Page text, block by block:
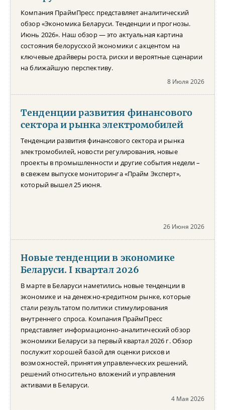
Компания ПраймПресс представляет аналитический
обзор «Экономика Беларуси. Тенденции и прогнозы.
Июнь 2026». Наш обзор — это актуальная картина
состояния белорусской экономики с акцентом на
ключевые драйверы роста, риски и вероятные сценарии
на ближайшую перспективу.
8 Июля 2026
Тенденции развития финансового
сектора и рынка электромобилей
Тенденции развития финансового сектора и рынка
электромобилей, новости регулирования, новые
проекты в промышленности и другие события недели –
в свежем выпуске мониторинга «Прайм Эксперт»,
который вышел 25 июня.
26 Июня 2026
Новые тенденции в экономике
Беларуси. I квартал 2026
В марте в Беларуси наметились новые тенденции в
экономике и на денежно-кредитном рынке, которые
стали результатом политики стимулирования
внутреннего спроса. Компания ПраймПресс
представляет информационно-аналитический обзор
экономики Беларуси за первый квартал 2026 г. Обзор
послужит хорошей базой для оценки рисков и
возможностей, принятия управленческих решений,
решений относительно вложений и управления
активами в Беларуси.
4 Мая 2026